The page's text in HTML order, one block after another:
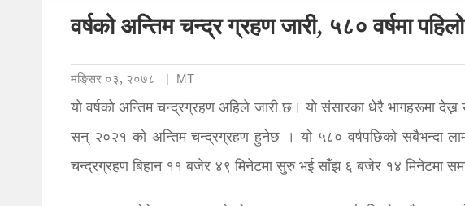
वर्षको अन्तिम चन्द्र ग्रहण जारी, ५८० वर्षमा
मङि्सर ०३, २०७८ MT
यो वर्षको अन्तिम चन्द्रग्रहण अहिले जारी छ। यो संसारका धेरै भागहरूमा
सन् २०२१ को अन्तिम चन्द्रग्रहण हुनेछ । यो ५८० वर्षपछिको सबैभन्दा
चन्द्रग्रहण बिहान ११ बजेर ४९ मिनेटमा सुरु भई साँझ ६ बजेर १४ मिनेटमा